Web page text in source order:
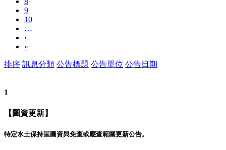
9
10
…
›
»
排序 訊息分類 公告標題 公告單位 公告日期
1
【圖資更新】
特定水土保持區圖資與免查或應查範圍更新公告。